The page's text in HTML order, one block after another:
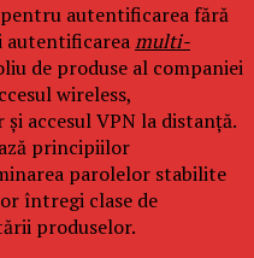
autentificarea fără
autentificareamulti-
de produse al companiei
wireless,
accesul VPN la distanță.
principiilor
parolelor stabilite
întregi clase de
produselor.